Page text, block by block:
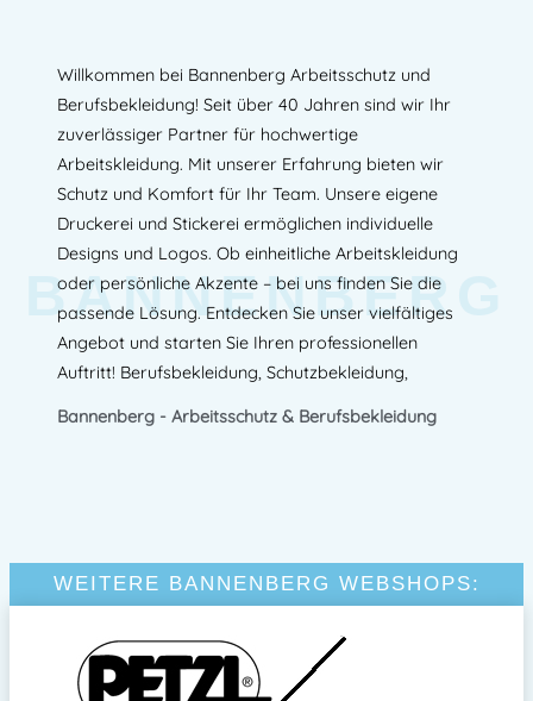
Willkommen bei Bannenberg Arbeitsschutz und
Berufsbekleidung! Seit über 40 Jahren sind wir Ihr
zuverlässiger Partner für hochwertige
Arbeitskleidung. Mit unserer Erfahrung bieten wir
Schutz und Komfort für Ihr Team. Unsere eigene
Druckerei und Stickerei ermöglichen individuelle
Designs und Logos. Ob einheitliche Arbeitskleidung
oder persönliche Akzente – bei uns finden Sie die
passende Lösung. Entdecken Sie unser vielfältiges
Angebot und starten Sie Ihren professionellen
Auftritt! Berufsbekleidung, Schutzbekleidung,
Bannenberg - Arbeitsschutz & Berufsbekleidung
BANNENBERG
WEITERE BANNENBERG WEBSHOPS: